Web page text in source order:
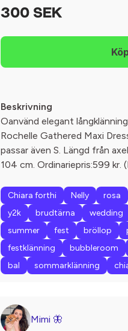
300 SEK
Beskrivning
Oanvänd elegant
Rochelle Gathered Maxi
passar även S. Längd från
104 cm. Ordinariepris:599 kr.
Chiara forthi Nelly rosa
y2k
brudtärna wedding
summer
fest bröllop
festklänning
bubbleroom
bal
sommarklänning
Mimi 🦋